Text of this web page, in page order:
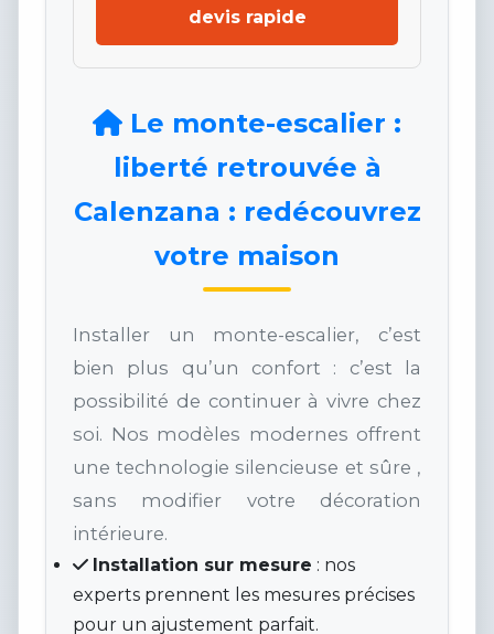
devis rapide
Le monte-escalier :
liberté retrouvée à
Calenzana : redécouvrez
votre maison
Installer un monte-escalier, c’est
bien plus qu’un confort : c’est la
possibilité de continuer à vivre chez
soi. Nos modèles modernes offrent
une technologie silencieuse et sûre ,
sans modifier votre décoration
intérieure.
Installation sur mesure : nos
experts prennent les mesures précises
pour un ajustement parfait.